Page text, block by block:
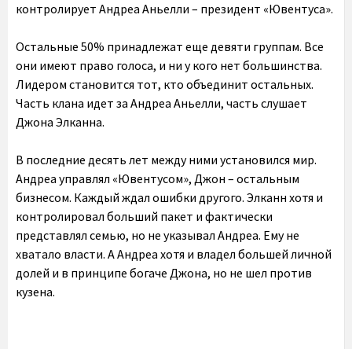
контролирует Андреа Аньелли – президент «Ювентуса».
Остальные 50% принадлежат еще девяти группам. Все
они имеют право голоса, и ни у кого нет большинства.
Лидером становится тот, кто объединит остальных.
Часть клана идет за Андреа Аньелли, часть слушает
Джона Элканна.
В последние десять лет между ними установился мир.
Андреа управлял «Ювентусом», Джон – остальным
бизнесом. Каждый ждал ошибки другого. Элканн хотя и
контролировал больший пакет и фактически
представлял семью, но не указывал Андреа. Ему не
хватало власти. А Андреа хотя и владел большей личной
долей и в принципе богаче Джона, но не шел против
кузена.